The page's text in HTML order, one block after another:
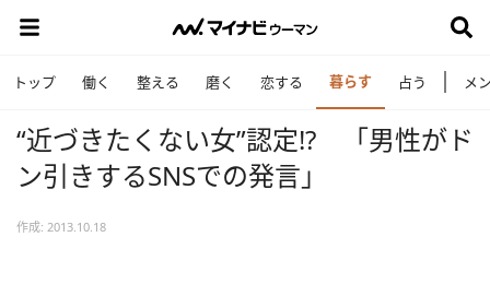
トップ 働く 整える 磨く 恋する 暮らす 占う メ
“近づきたくない女”認定!? 「男性がド
ン引きするSNSでの発言」
作成: 2013.10.18